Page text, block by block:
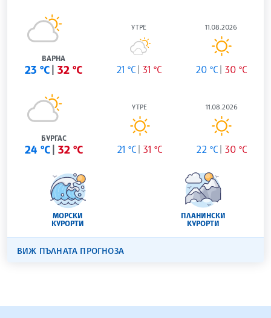
ВАРНА
23 °C 32 °C
УТРЕ
21 °C 31 °C
11.08.2026
20 °C 30 °C
БУРГАС
24 °C 32 °C
УТРЕ
21 °C 31 °C
11.08.2026
22 °C 30 °C
МОРСКИ
КУРОРТИ
ПЛАНИНСКИ
КУРОРТИ
ВИЖ ПЪЛНАТА ПРОГНОЗА